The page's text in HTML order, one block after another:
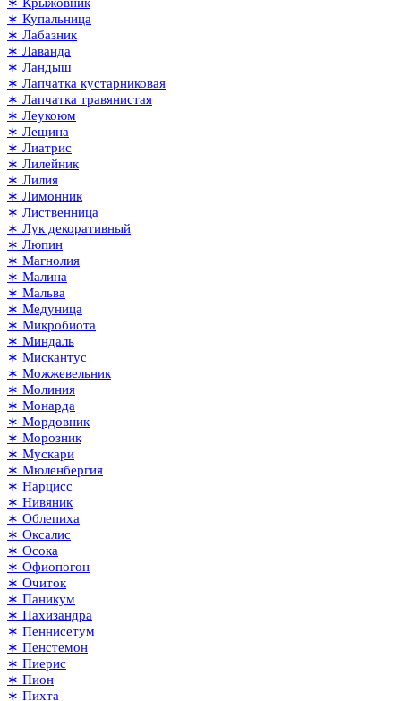
∗ Купальница
∗ Лабазник
∗ Лаванда
∗ Ландыш
∗ Лапчатка кустарниковая
∗ Лапчатка травянистая
∗ Леукоюм
∗ Лещина
∗ Лиатрис
∗ Лилейник
∗ Лилия
∗ Лимонник
∗ Лиственница
∗ Лук декоративный
∗ Люпин
∗ Магнолия
∗ Малина
∗ Мальва
∗ Медуница
∗ Микробиота
∗ Миндаль
∗ Мискантус
∗ Можжевельник
∗ Молиния
∗ Монарда
∗ Мордовник
∗ Морозник
∗ Мускари
∗ Мюленбергия
∗ Нарцисс
∗ Нивяник
∗ Облепиха
∗ Оксалис
∗ Осока
∗ Офиопогон
∗ Очиток
∗ Паникум
∗ Пахизандра
∗ Пеннисетум
∗ Пенстемон
∗ Пиерис
∗ Пион
∗ Пихта